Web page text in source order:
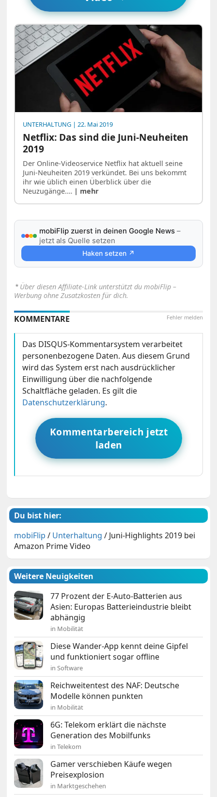
UNTERHALTUNG | 22. Mai 2019
Netflix: Das sind die Juni-Neuheiten
2019
Der Online-Videoservice Netflix hat aktuell seine
Juni-Neuheiten 2019 verkündet. Bei uns bekommt
ihr wie üblich einen Überblick über die
Neuzugänge.… | mehr
mobiFlip zuerst in deinen Google News –
jetzt als Quelle setzen
Haken setzen ↗
⋆ Über diesen Affiliate-Link unterstützt du mobiFlip –
Werbung ohne Zusatzkosten für dich.
Fehler melden
KOMMENTARE
Das DISQUS-Kommentarsystem verarbeitet
personenbezogene Daten. Aus diesem Grund
wird das System erst nach ausdrücklicher
Einwilligung über die nachfolgende
Schaltfläche geladen. Es gilt die
Datenschutzerklärung.
Kommentarbereich jetzt
laden
Du bist hier:
mobiFlip / Unterhaltung / Juni-Highlights 2019 bei
Amazon Prime Video
Weitere Neuigkeiten
77 Prozent der E-Auto-Batterien aus
Asien: Europas Batterieindustrie bleibt
abhängig
in Mobilität
Diese Wander-App kennt deine Gipfel
und funktioniert sogar offline
in Software
Reichweitentest des NAF: Deutsche
Modelle können punkten
in Mobilität
6G: Telekom erklärt die nächste
Generation des Mobilfunks
in Telekom
Gamer verschieben Käufe wegen
Preisexplosion
in Marktgeschehen